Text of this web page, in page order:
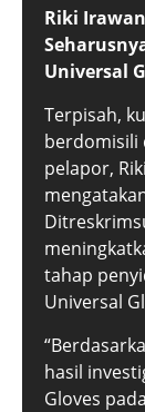
Riki
Universal
Terpisah,
berdomisili
pelapor,
tahap
Universal
hasil
Gloves